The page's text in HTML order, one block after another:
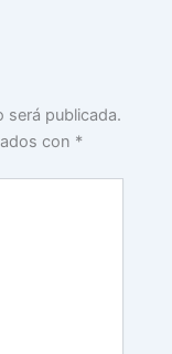
será publicada.
con *